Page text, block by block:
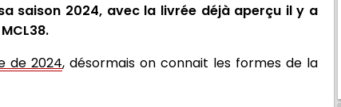
saison 2024, avec la livrée déjà aperçu il y a
de 2024, désormais on connait les formes de la